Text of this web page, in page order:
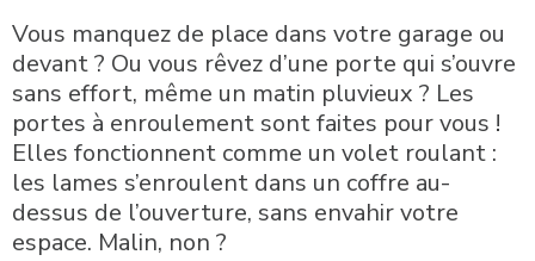
Vous manquez de place dans votre garage ou
devant ? Ou vous rêvez d’une porte qui s’ouvre
sans effort, même un matin pluvieux ? Les
portes à enroulement sont faites pour vous !
Elles fonctionnent comme un volet roulant :
les lames s’enroulent dans un coffre au-
dessus de l’ouverture, sans envahir votre
espace. Malin, non ?